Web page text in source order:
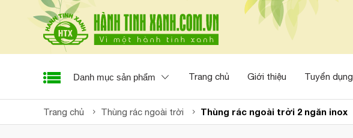
Danh mục sản phẩm Trang chủ Giới thiệu Tuyển dụng
Trang chủ Thùng rác ngoài trời Thùng rác ngoài trời 2 ngăn inox